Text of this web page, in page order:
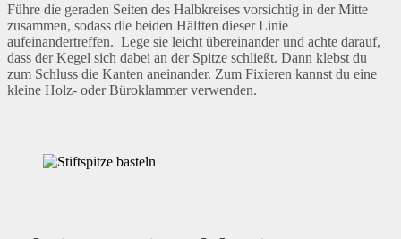
Führe die geraden Seiten des Halbkreises vorsichtig in der Mitte
zusammen, sodass die beiden Hälften dieser Linie
aufeinandertreffen. Lege sie leicht übereinander und achte darauf,
dass der Kegel sich dabei an der Spitze schließt. Dann klebst du
zum Schluss die Kanten aneinander. Zum Fixieren kannst du eine
kleine Holz- oder Büroklammer verwenden.